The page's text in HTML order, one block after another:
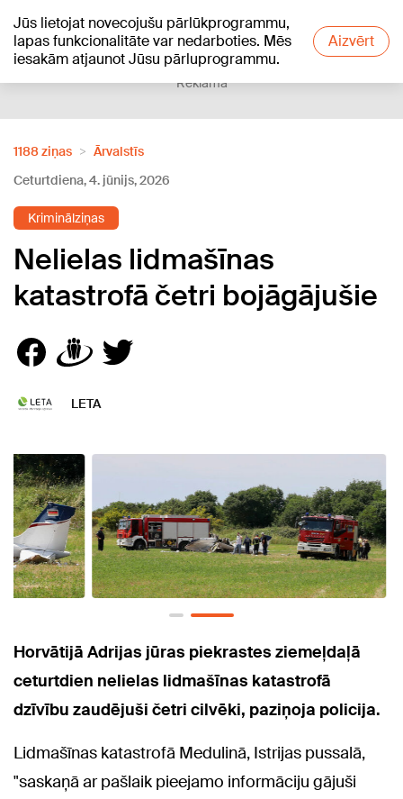
Jūs lietojat novecojušu pārlūkprogrammu,
lapas funkcionalitāte var nedarboties. Mēs
iesakām atjaunot Jūsu pārluprogrammu.
Aizvērt
+16°C
Reklāma
1188 ziņas
Ārvalstīs
Ceturtdiena, 4. jūnijs, 2026
Kriminālziņas
Nelielas lidmašīnas
katastrofā četri bojāgājušie
LETA
Horvātijā Adrijas jūras piekrastes ziemeļdaļā
ceturtdien nelielas lidmašīnas katastrofā
dzīvību zaudējuši četri cilvēki, paziņoja policija.
Lidmašīnas katastrofā Medulinā, Istrijas pussalā,
"saskaņā ar pašlaik pieejamo informāciju gājuši